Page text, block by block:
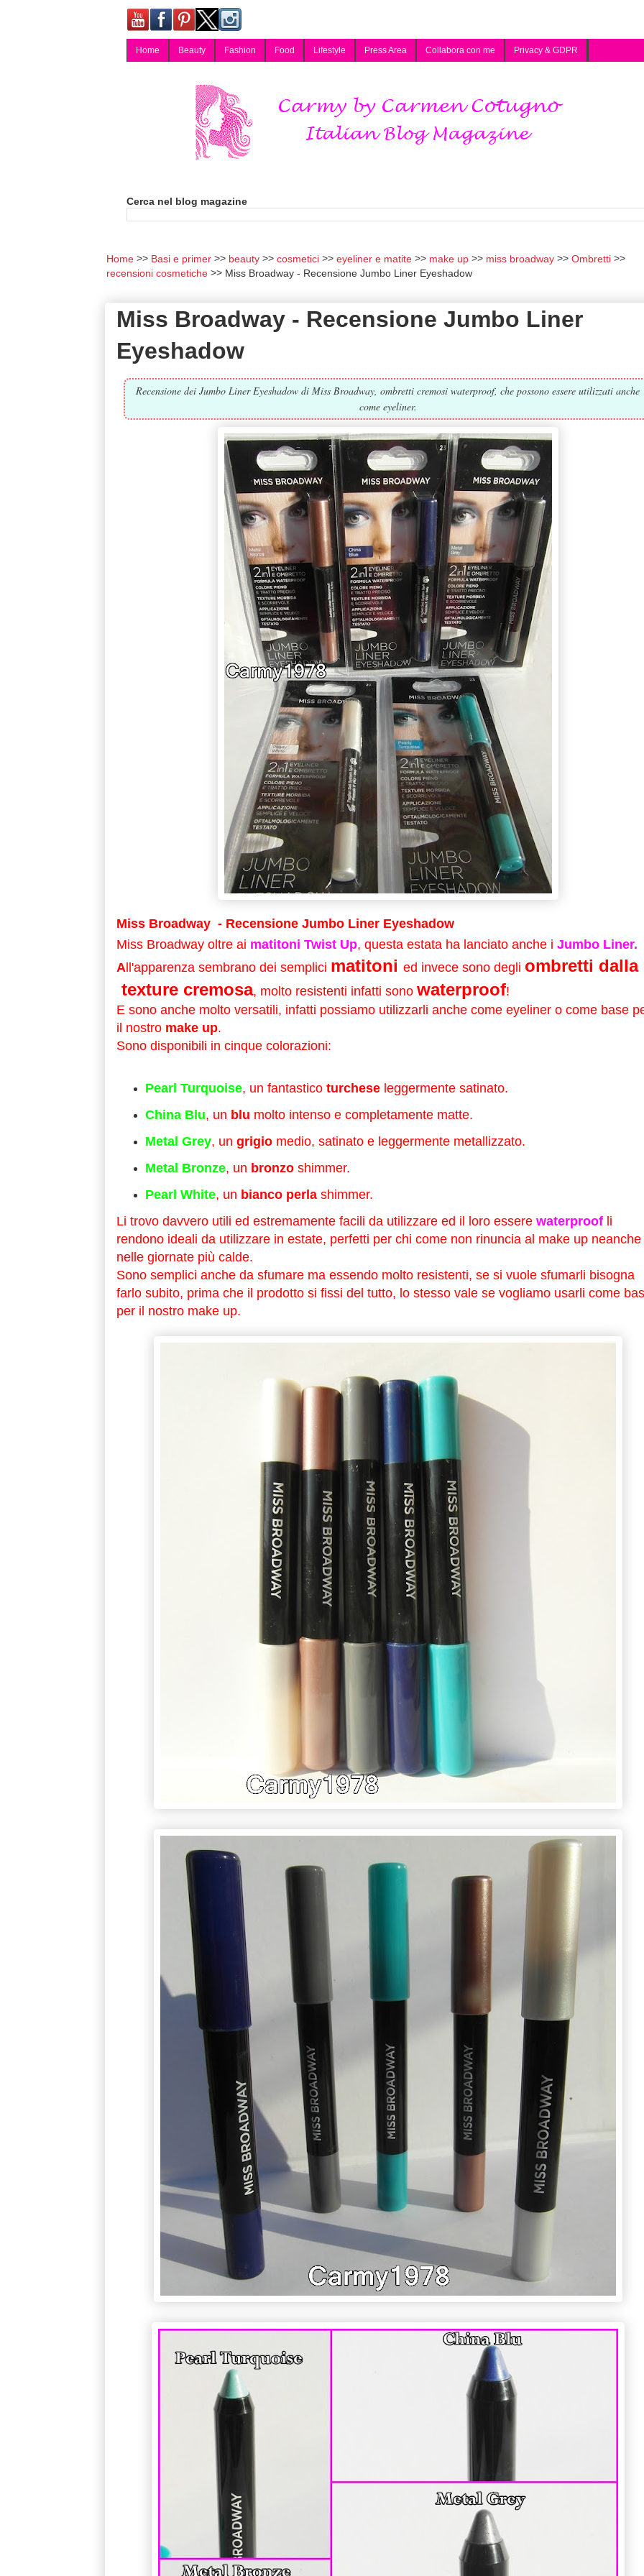
Home Beauty Fashion Food Lifestyle Press Area Collabora con me Privacy & GDPR
Cerca nel blog magazine
Home Basi e primer beauty cosmetici eyeliner e matite make up miss broadway
Ombretti
recensioni cosmetiche
Miss Broadway - Recensione Jumbo Liner Eyeshadow
Miss Broadway - Recensione Jumbo Liner
Eyeshadow
Recensione dei Jumbo Liner Eyeshadow di Miss Broadway, ombretti cremosi waterproof, che possono essere utilizzati anche
come eyeliner.
Miss Broadway - Recensione Jumbo Liner Eyeshadow
Miss Broadway oltre ai matitoni Twist Up, questa estata ha lanciato anche i Jumbo Liner.
All'apparenza sembrano dei semplici matitoni ed invece sono degli ombretti dalla
texture cremosa, molto resistenti infatti sono waterproof!
E sono anche molto versatili, infatti possiamo utilizzarli anche come eyeliner o come base
il nostro make up.
Sono disponibili in cinque colorazioni:
Pearl Turquoise, un fantastico turcheseleggermente satinato.
China Blu, un blu molto intenso e completamente matte.
Metal Grey, un grigiomedio, satinato e leggermente metallizzato.
Metal Bronze, un bronzoshimmer.
Pearl White, un bianco perlashimmer.
Li trovo davvero utili ed estremamente facili da utilizzare ed il loro essere waterproofli
rendono ideali da utilizzare in estate, perfetti per chi come non rinuncia al make up neanche
nelle giornate più calde.
Sono semplici anche da sfumare ma essendo molto resistenti, se si vuole sfumarli bisogna
farlo subito, prima che il prodotto si fissi del tutto, lo stesso vale se vogliamo usarli come
per il nostro make up.